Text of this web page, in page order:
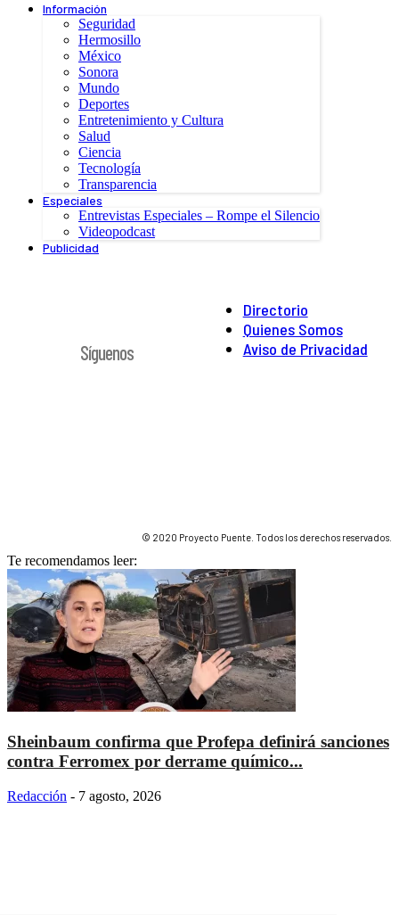
Información
Seguridad
Hermosillo
México
Sonora
Mundo
Deportes
Entretenimiento y Cultura
Salud
Ciencia
Tecnología
Transparencia
Especiales
Entrevistas Especiales – Rompe el Silencio
Videopodcast
Publicidad
Directorio
Quienes Somos
Aviso de Privacidad
Síguenos
© 2020 Proyecto Puente. Todos los derechos reservados.
Te recomendamos leer:
Sheinbaum confirma que Profepa definirá sanciones
contra Ferromex por derrame químico...
Redacción - 7 agosto, 2026